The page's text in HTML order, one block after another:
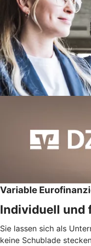
Variable
Individuell und
Sie lassen sich als
keine Schublade